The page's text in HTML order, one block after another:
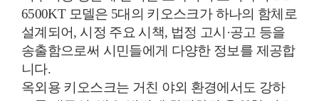
6500KT 모델은 5대의 키오스크가 하나의 함체로
설계되어, 시정 주요 시책, 법정 고시·공고 등을
송출함으로써 시민들에게 다양한 정보를 제공합
니다.
옥외용 키오스크는 거친 야외 환경에서도 강하